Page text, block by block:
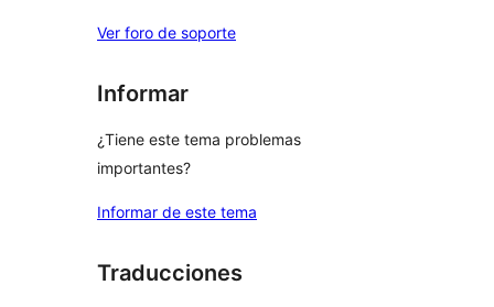
Ver foro de soporte
Informar
¿Tiene este tema problemas
importantes?
Informar de este tema
Traducciones